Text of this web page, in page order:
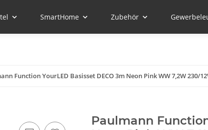
SmartHome Zubehör
Function YourLED Basisset DECO 3m Neon Pink WW 7,2W 230/
Paulmann